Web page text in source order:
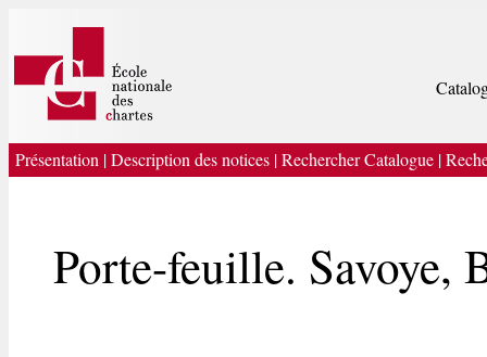
Présentation |Description des notices |Rechercher Catalogue |
Porte-feuille. Savoye,